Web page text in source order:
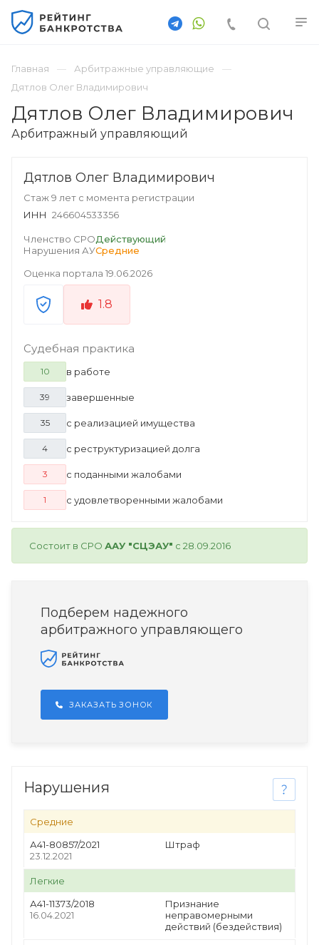
Главная
Арбитражные управляющие
Дятлов Олег Владимирович
Дятлов Олег Владимирович
Арбитражный управляющий
Дятлов Олег Владимирович
Стаж 9 лет с момента регистрации
ИНН 246604533356
Членство СРОДействующий
Нарушения АУСредние
Оценка портала 19.06.2026
1.8
Судебная практика
10 в работе
39 завершенные
35 с реализацией имущества
4 с реструктуризацией долга
3 с поданными жалобами
1 с удовлетворенными жалобами
Состоит в СРО ААУ "СЦЭАУ" с 28.09.2016
Подберем надежного
арбитражного управляющего
ЗАКАЗАТЬ ЗОНОК
Нарушения
Средние
А41-80857/2021
23.12.2021
Штраф
Легкие
А41-11373/2018
16.04.2021
Признание
неправомерными
действий (бездействия)